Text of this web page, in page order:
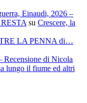
Einaudi, 2026 –
su Crescere, la
LA PENNA di…
Recensione di Nicola
lungo il fiume ed altri